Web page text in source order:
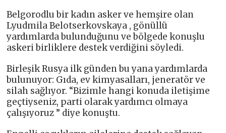
Belgorodlu bir kadın asker ve hemşire olan
Lyudmila Belotserkovskaya , gönüllü
yardımlarda bulunduğunu ve bölgede konuşlu
askeri birliklere destek verdiğini söyledi.
Birleşik Rusya ilk günden bu yana yardımlarda
bulunuyor: Gıda, ev kimyasalları, jeneratör ve
silah sağlıyor. “Bizimle hangi konuda iletişime
geçtiyseniz, parti olarak yardımcı olmaya
çalışıyoruz ” diye konuştu.